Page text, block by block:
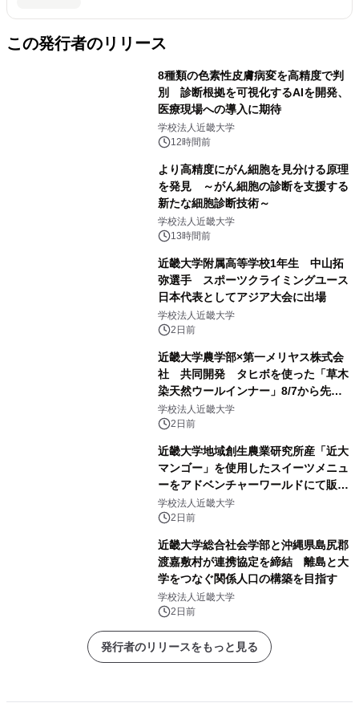
この発行者のリリース
8種類の色素性皮膚病変を高精度で判
別 診断根拠を可視化するAIを開発、
医療現場への導入に期待
学校法人近畿大学
12時間前
より高精度にがん細胞を見分ける原理
を発見 ～がん細胞の診断を支援する
新たな細胞診断技術～
学校法人近畿大学
13時間前
近畿大学附属高等学校1年生 中山拓
弥選手 スポーツクライミングユース
日本代表としてアジア大会に出場
学校法人近畿大学
2日前
近畿大学農学部×第一メリヤス株式会
社 共同開発 タヒボを使った「草木
染天然ウールインナー」8/7から先行
販売
学校法人近畿大学
2日前
近畿大学地域創生農業研究所産「近大
マンゴー」を使用したスイーツメニュ
ーをアドベンチャーワールドにて販売
します パークでしか味わえない期間
限定スイーツを楽しんで♪
学校法人近畿大学
2日前
近畿大学総合社会学部と沖縄県島尻郡
渡嘉敷村が連携協定を締結 離島と大
学をつなぐ関係人口の構築を目指す
学校法人近畿大学
2日前
発行者のリリースをもっと見る